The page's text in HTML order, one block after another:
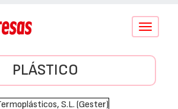
Conmutar
PLÁSTICO